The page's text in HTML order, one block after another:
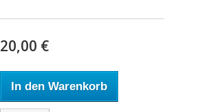
20,00 €
In den Warenkorb